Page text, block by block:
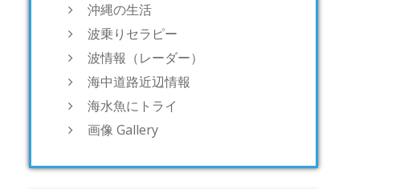
沖縄の生活
波乗りセラピー
波情報（レーダー）
海中道路近辺情報
海水魚にトライ
画像 Gallery